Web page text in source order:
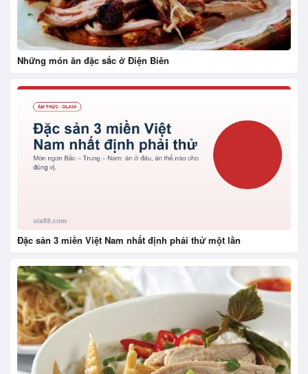
Những món ăn đặc sắc ở Điện Biên
Đặc sản 3 miền Việt Nam nhất định phải thử một lần